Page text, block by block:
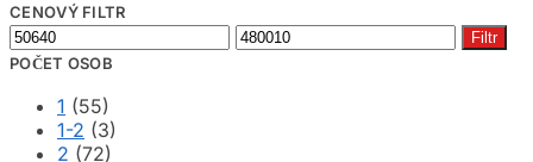
CENOVÝ FILTR
Minimální
cena
Maximální
cena
Filtr
POČET OSOB
1 (55)
1-2 (3)
2 (72)